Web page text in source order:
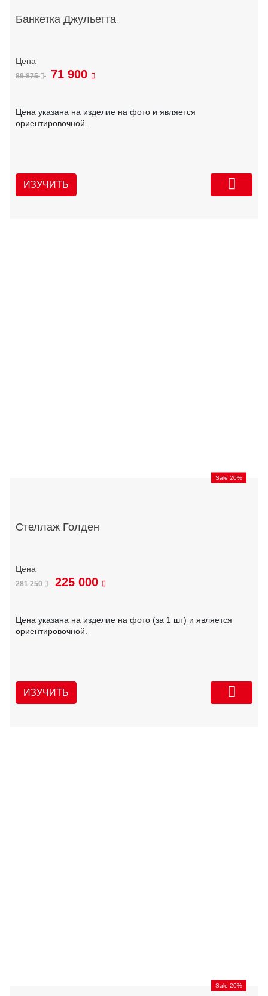
Банкетка Джульетта
89 875 71 900
Цена указана на изделие на фото и является
ориентировочной.
ИЗУЧИТЬ
Sale 20%
Стеллаж Голден
281 250 225 000
Цена указана на изделие на фото (за 1 шт) и является
ориентировочной.
ИЗУЧИТЬ
Sale 20%